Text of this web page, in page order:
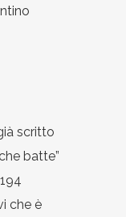
scritto
batte”
che è